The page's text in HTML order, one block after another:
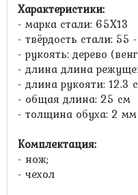
Характеристики:
- марка стали: 65Х13
- твёрдость стали: 55
- рукоять: дерево
- длина длина
- длина рукояти: 12.3
- общая длина: 25 см
- толщина обуха: 2 мм
Комплектация:
- нож;
- чехол